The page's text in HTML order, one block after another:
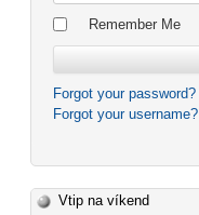
Remember Me
Forgot your password?
Forgot your username?
Vtip na víkend